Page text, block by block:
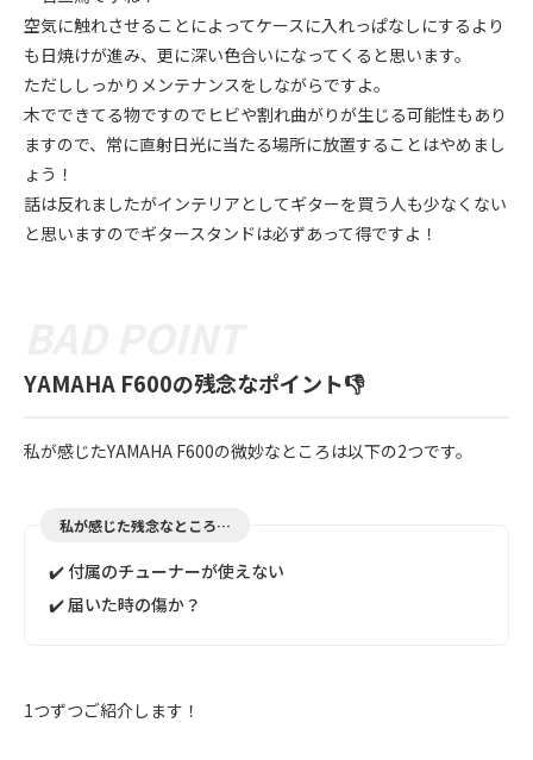
空気に触れさせることによってケースに入れっぱなしにするより
も日焼けが進み、更に深い色合いになってくると思います。
ただししっかりメンテナンスをしながらですよ。
木でできてる物ですのでヒビや割れ曲がりが生じる可能性もあり
ますので、常に直射日光に当たる場所に放置することはやめまし
ょう！
話は反れましたがインテリアとしてギターを買う人も少なくない
と思いますのでギタースタンドは必ずあって得ですよ！
YAMAHA F600の残念なポイント👎
私が感じたYAMAHA F600の微妙なところは以下の2つです。
私が感じた残念なところ…
✔️ 付属のチューナーが使えない
✔️ 届いた時の傷か？
1つずつご紹介します！